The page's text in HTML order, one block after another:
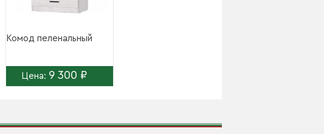
Комод пеленальный
Цена: 9 300 ₽